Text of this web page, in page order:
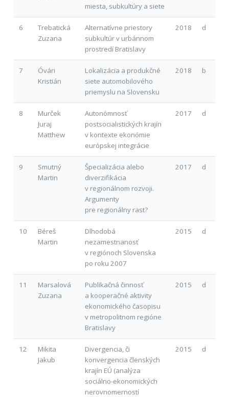
miesta, subkultúry a siete
6
Trebatická
Zuzana
Alternatívne priestory
subkultúr v urbánnom
prostredí Bratislavy
2018 d
7
Óvári
Kristián
Lokalizácia a produkčné
siete automobilového
priemyslu na Slovensku
2018 b
8
Murček
Juraj
Matthew
Autonómnosť
postsocialistických krajín
v kontexte ekonómie
európskej integrácie
2017 d
9
Smutný
Martin
Špecializácia alebo
diverzifikácia
v regionálnom rozvoji.
Argumenty
pre regionálny rast?
2017 d
10
Béreš
Martin
Dlhodobá
nezamestnanosť
v regiónoch Slovenska
po roku 2007
2015 d
11
Marsalová
Zuzana
Publikačná činnosť
a kooperačné aktivity
ekonomického časopisu
v metropolitnom regióne
Bratislavy
2015 d
12
Mikita
Jakub
Divergencia, či
konvergencia členských
krajín EÚ (analýza
sociálno-ekonomických
nerovnomerností
2015 d